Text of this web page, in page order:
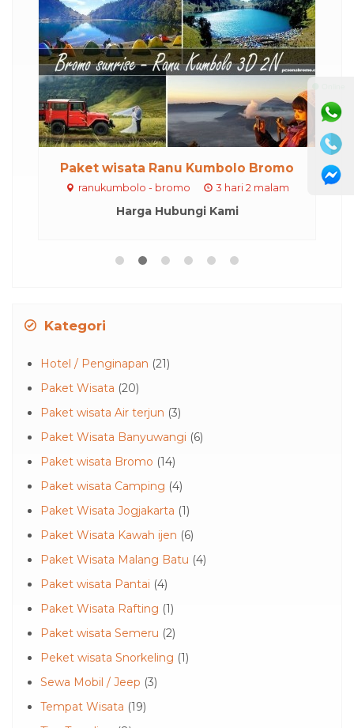
Bromo Kawah ijen blue fire - Baluran
Kawah ijen - Taman nasional Baluran
Kategori
Hotel / Penginapan (21)
Paket Wisata (20)
Paket wisata Air terjun (3)
Paket Wisata Banyuwangi (6)
Paket wisata Bromo (14)
Paket wisata Camping (4)
Paket Wisata Jogjakarta (1)
Paket Wisata Kawah ijen (6)
Paket Wisata Malang Batu (4)
Paket wisata Pantai (4)
Paket Wisata Rafting (1)
Paket wisata Semeru (2)
Peket wisata Snorkeling (1)
Sewa Mobil / Jeep (3)
Tempat Wisata (19)